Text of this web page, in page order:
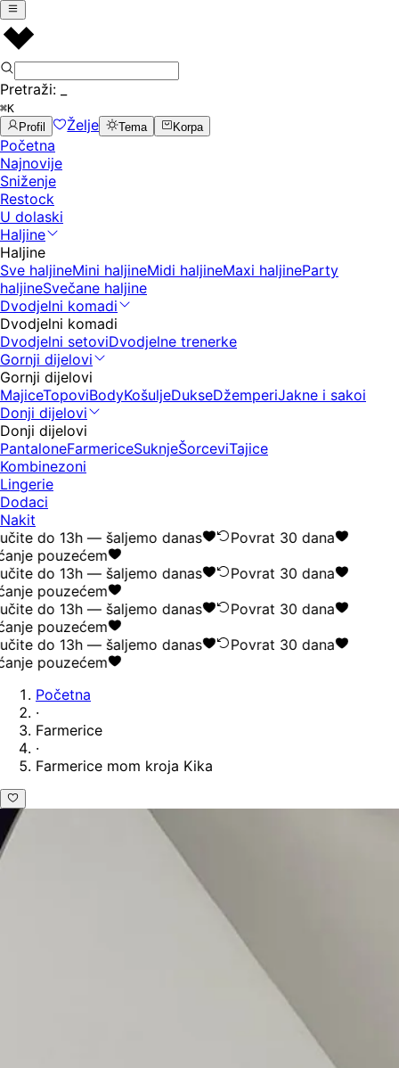
Pretraži:
⌘K
Profil
Želje Tema Korpa
Početna
Najnovije
Sniženje
Restock
U dolaski
Haljine
Haljine
Sve haljineMini haljineMidi haljineMaxi haljineParty
haljineSvečane haljine
Dvodjelni komadi
Dvodjelni komadi
Dvodjelni setoviDvodjelne trenerke
Gornji dijelovi
Gornji dijelovi
MajiceTopoviBodyKošuljeDukseDžemperiJakne i sakoi
Donji dijelovi
Donji dijelovi
PantaloneFarmericeSuknjeŠorceviTajice
Kombinezoni
Lingerie
Dodaci
Nakit
do 13h — šaljemo danas
Povrat 30 dana
pouzećem
do 13h — šaljemo danas
Povrat 30 dana
pouzećem
do 13h — šaljemo danas
Povrat 30 dana
pouzećem
do 13h — šaljemo danas
Povrat 30 dana
pouzećem
Početna
·
Farmerice
·
Farmerice mom kroja Kika